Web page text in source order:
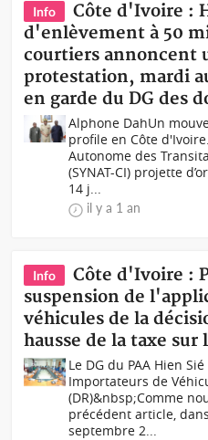
Info
Côte d'Ivoire :
d'enlèvement à 50
courtiers annoncent
protestation, mardi
en garde du DG des
Alphone DahUn
profile en Côte
Autonome des
(SYNAT-CI) projette
14 j...
il y a 1 an
Info
Côte d'Ivoire :
suspension de
véhicules de la
hausse de la taxe
Le DG du PAA Hien
Importateurs de
(DR)&nbsp;Comme
précédent article,
septembre 2...